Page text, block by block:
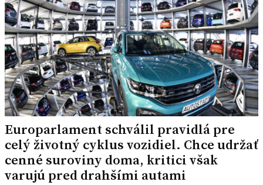
Europarlament schválil pravidlá pre
celý životný cyklus vozidiel. Chce udržať
cenné suroviny doma, kritici však
varujú pred drahšími autami